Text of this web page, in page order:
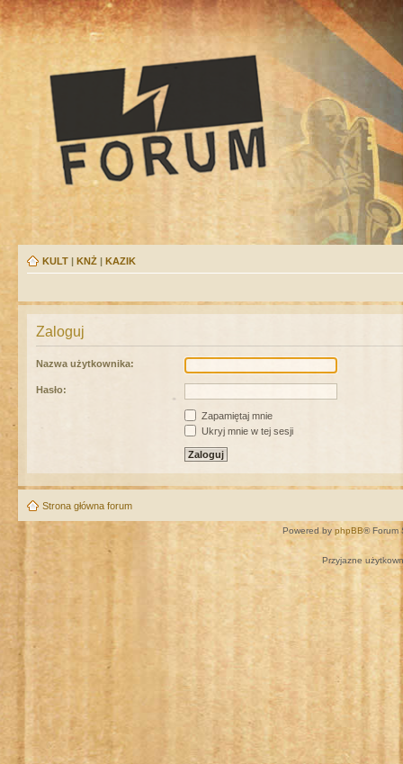
KULT | KNŻ | KAZIK
Zaloguj
Nazwa użytkownika:
Hasło:
Zapamiętaj mnie
Ukryj mnie w tej sesji
Strona główna forum
Powered by phpBB® Forum
Przyjazne